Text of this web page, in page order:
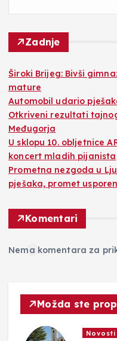
Zadnje
Široki Brijeg: Bivši
mature
Automobil udario
Otkriveni rezultati
Međugorja
U sklopu 10. obljetnice
koncert mladih pijanista
Prometna nezgoda u
pješaka, promet usporen
Komentari
Nema komentara za
Možda ste
Novosti